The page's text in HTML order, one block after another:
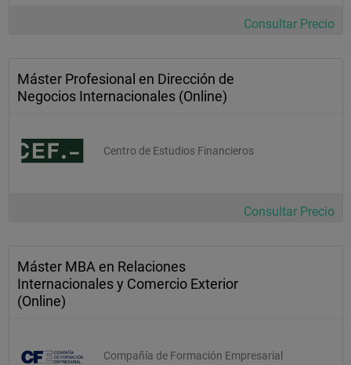
Consultar Precio
Máster Profesional en Dirección de
Negocios Internacionales (Online)
Centro de Estudios Financieros
Consultar Precio
Máster MBA en Relaciones
Internacionales y Comercio Exterior
(Online)
Compañía de Formación Empresarial